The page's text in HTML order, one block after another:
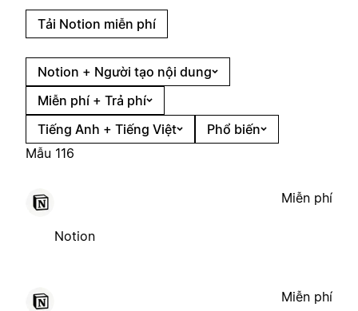
Tải Notion miễn phí
Notion + Người tạo nội dung
Miễn phí + Trả phí
Tiếng Anh + Tiếng Việt
Phổ biến
Mẫu 116
Notion
Miễn phí
Miễn phí